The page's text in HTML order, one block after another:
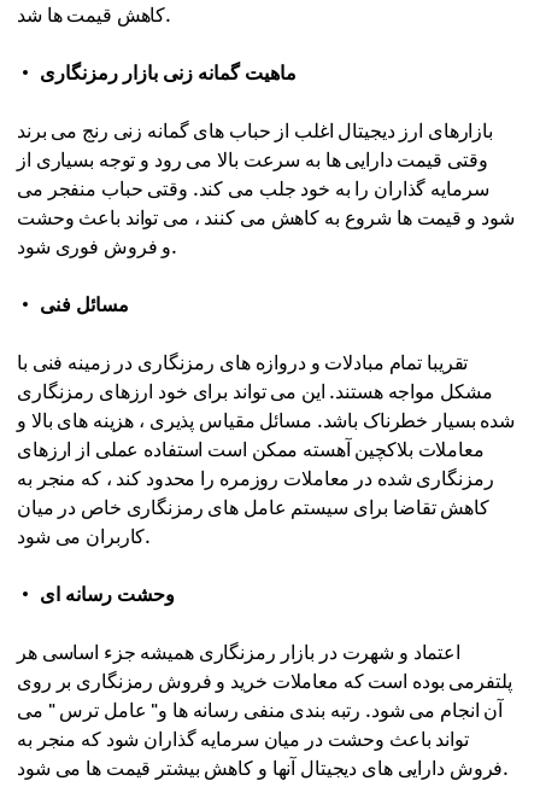
کاهش قیمت ها شد.
ماهیت گمانه زنی بازار رمزنگاری
بازارهای ارز دیجیتال اغلب از حباب های گمانه زنی رنج می برند
وقتی قیمت دارایی ها به سرعت بالا می رود و توجه بسیاری از
سرمایه گذاران را به خود جلب می کند. وقتی حباب منفجر می
شود و قیمت ها شروع به کاهش می کنند ، می تواند باعث وحشت
و فروش فوری شود.
مسائل فنی
تقریبا تمام مبادلات و دروازه های رمزنگاری در زمینه فنی با
مشکل مواجه هستند. این می تواند برای خود ارزهای رمزنگاری
شده بسیار خطرناک باشد. مسائل مقیاس پذیری ، هزینه های بالا و
معاملات بلاکچین آهسته ممکن است استفاده عملی از ارزهای
رمزنگاری شده در معاملات روزمره را محدود کند ، که منجر به
کاهش تقاضا برای سیستم عامل های رمزنگاری خاص در میان
کاربران می شود.
وحشت رسانه ای
اعتماد و شهرت در بازار رمزنگاری همیشه جزء اساسی هر
پلتفرمی بوده است که معاملات خرید و فروش رمزنگاری بر روی
آن انجام می شود. رتبه بندی منفی رسانه ها و" عامل ترس " می
تواند باعث وحشت در میان سرمایه گذاران شود که منجر به
فروش دارایی های دیجیتال آنها و کاهش بیشتر قیمت ها می شود.